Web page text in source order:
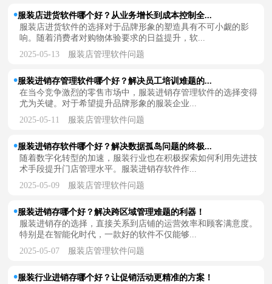
服装店进货软件哪个好？从业务增长到成本控制全...
服装店进货软件的选择对于品牌形象的塑造具有不可小觑的影
响。随着消费者对购物体验要求的日益提升，软...
2025-05-13 服装店管理软件问题
服装进销存管理软件哪个好？解决员工培训难题的...
在当今竞争激烈的零售市场中，服装进销存管理软件的选择变得
尤为关键。对于希望提升品牌形象的服装企业...
2025-05-11 服装店管理软件问题
服装进销存软件哪个好？解决数据孤岛问题的终极...
随着数字化转型的加速，服装行业也在积极探索如何利用先进技
术手段提升门店管理水平。服装进销存软件作...
2025-05-09 服装店管理软件问题
服装进销存哪个好？解决跨区域管理难题的利器！
服装进销存的选择，直接关系到店铺的运营效率和顾客满意度。
特别是在智能化时代，一款好的软件不仅能够...
2025-05-07 服装店管理软件问题
服装行业进销存哪个好？让促销活动更精准的方案！